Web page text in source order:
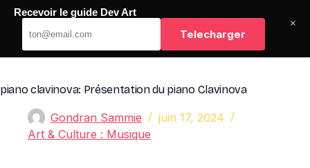
Passer
contenu
piano clavinova: Présentation du piano Clavinova
Gondran Sammie
juin 17, 2024
Art & Culture : Musique
Recevoir le guide Dev Art
Telecharger
×